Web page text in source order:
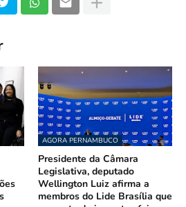
AGORA PERNAMBUCO
Presidente da Câmara
Legislativa, deputado
Wellington Luiz afirma a
membros do Lide Brasília que